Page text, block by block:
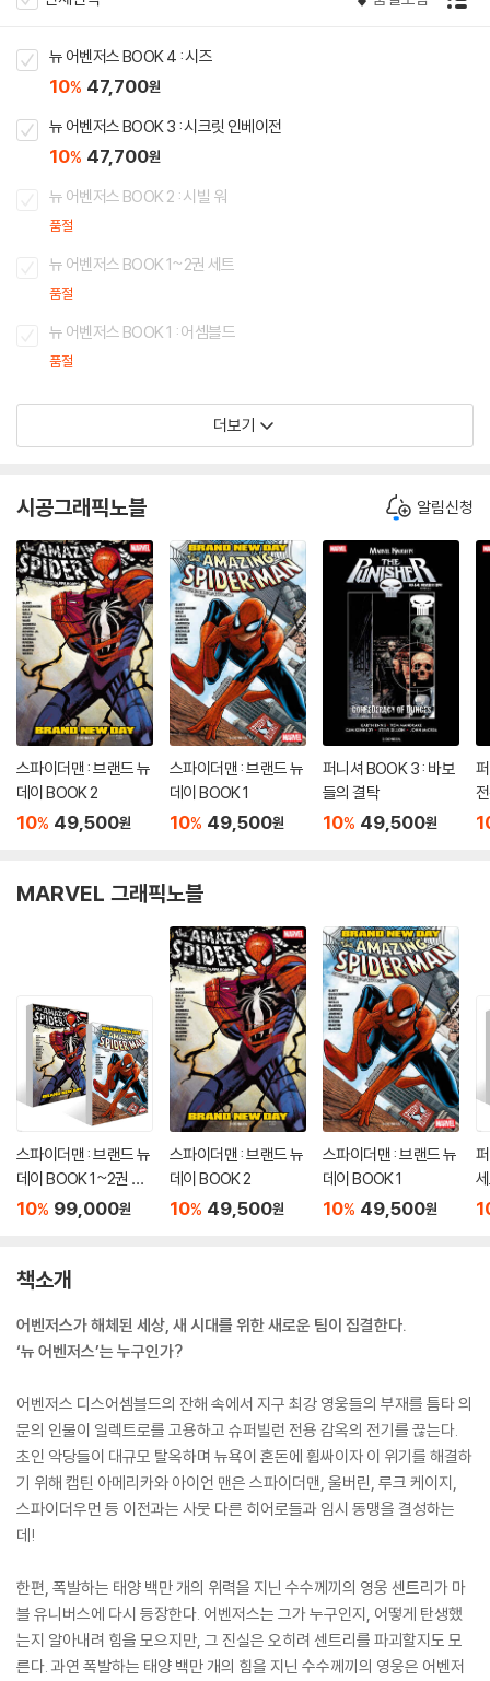
뉴 어벤저스 BOOK 4 : 시즈
10% 47,700원
뉴 어벤저스 BOOK 3 : 시크릿 인베이전
10% 47,700원
뉴 어벤저스 BOOK 2 : 시빌 워
품절
뉴 어벤저스 BOOK 1~2권 세트
품절
뉴 어벤저스 BOOK 1 : 어셈블드
품절
더보기
시공그래픽노블 알림신청
스파이더맨 : 브랜드 뉴
데이 BOOK 2
10% 49,500원
스파이더맨 : 브랜드 뉴
데이 BOOK 1
10% 49,500원
퍼니셔 BOOK 3 : 바보
들의 결탁
10% 49,500원
MARVEL 그래픽노블
스파이더맨 : 브랜드 뉴
데이 BOOK 1~2권 세
트
10% 99,000원
스파이더맨 : 브랜드 뉴
데이 BOOK 2
10% 49,500원
스파이더맨 : 브랜드 뉴
데이 BOOK 1
10% 49,500원
책소개
어벤저스가 해체된 세상, 새 시대를 위한 새로운 팀이 집결한다.
‘뉴 어벤저스’는 누구인가?
어벤저스 디스어셈블드의 잔해 속에서 지구 최강 영웅들의 부재를 틈타 의
문의 인물이 일렉트로를 고용하고 슈퍼빌런 전용 감옥의 전기를 끊는다.
초인 악당들이 대규모 탈옥하며 뉴욕이 혼돈에 휩싸이자 이 위기를 해결하
기 위해 캡틴 아메리카와 아이언 맨은 스파이더맨, 울버린, 루크 케이지,
스파이더우먼 등 이전과는 사뭇 다른 히어로들과 임시 동맹을 결성하는
데!
한편, 폭발하는 태양 백만 개의 위력을 지닌 수수께끼의 영웅 센트리가 마
블 유니버스에 다시 등장한다. 어벤저스는 그가 누구인지, 어떻게 탄생했
는지 알아내려 힘을 모으지만, 그 진실은 오히려 센트리를 파괴할지도 모
른다. 과연 폭발하는 태양 백만 개의 힘을 지닌 수수께끼의 영웅은 어벤저